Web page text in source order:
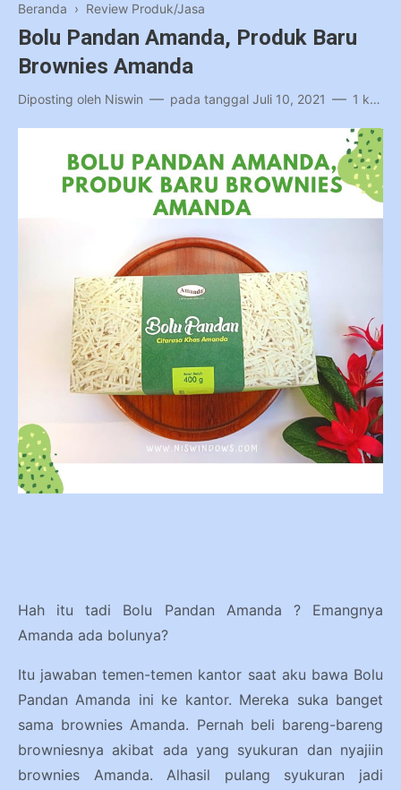
Beranda › Review Produk/Jasa
Bolu Pandan Amanda, Produk Baru
Brownies Amanda
Diposting oleh Niswin pada tanggal Juli 10, 2021 1 komentar
Hah itu tadi Bolu Pandan Amanda ? Emangnya
Amanda ada bolunya?
Itu jawaban temen-temen kantor saat aku bawa Bolu
Pandan Amanda ini ke kantor. Mereka suka banget
sama brownies Amanda. Pernah beli bareng-bareng
browniesnya akibat ada yang syukuran dan nyajiin
brownies Amanda. Alhasil pulang syukuran jadi